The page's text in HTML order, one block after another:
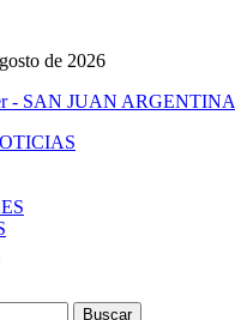
de 2026
- SAN JUAN ARGENTINA